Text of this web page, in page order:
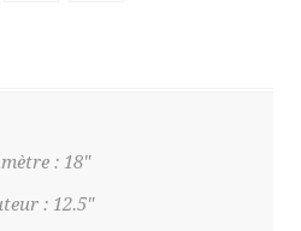
: 18"
: 12.5"